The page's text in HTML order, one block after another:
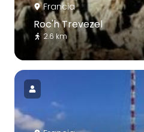
Francia
Roc'h Trevezel
2.6 km